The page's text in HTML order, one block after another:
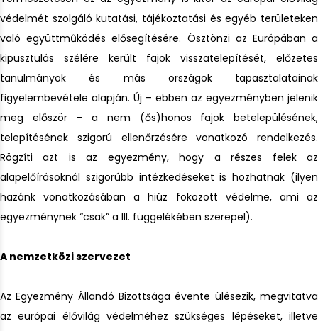
védelmét szolgáló kutatási, tájékoztatási és egyéb területeken
való együttműködés elősegítésére. Ösztönzi az Európában a
kipusztulás szélére került fajok visszatelepítését, előzetes
tanulmányok és más országok tapasztalatainak
figyelembevétele alapján. Új – ebben az egyezményben jelenik
meg először – a nem (ős)honos fajok betelepülésének,
telepítésének szigorú ellenőrzésére vonatkozó rendelkezés.
Rögzíti azt is az egyezmény, hogy a részes felek az
alapelőírásoknál szigorúbb intézkedéseket is hozhatnak (ilyen
hazánk vonatkozásában a hiúz fokozott védelme, ami az
egyezménynek “csak” a III. függelékében szerepel).
A nemzetközi szervezet
Az Egyezmény Állandó Bizottsága évente ülésezik, megvitatva
az európai élővilág védelméhez szükséges lépéseket, illetve